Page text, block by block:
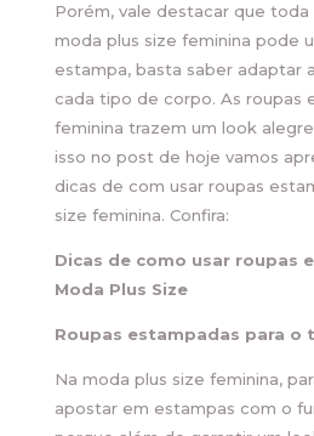
Porém, vale destacar que
moda plus size feminina pode
estampa, basta saber adaptar
cada tipo de corpo. As roupas
feminina trazem um look
isso no post de hoje vamos
dicas de com usar roupas
size feminina. Confira:
Dicas de como usar roupas
Moda Plus Size
Roupas estampadas para o
Na moda plus size feminina,
apostar em estampas com o